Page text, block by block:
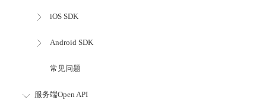
iOS SDK
Android SDK
常见问题
服务端Open API